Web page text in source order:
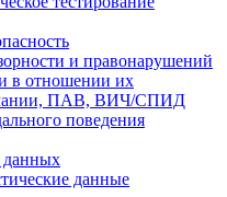
и правонарушений
в отношении их
ПАВ, ВИЧ/СПИД
поведения
данных
данные